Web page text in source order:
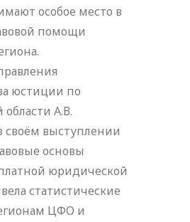
особое место в
помощи
юстиции по
области А.В.
своём выступлении
основы
юридической
статистические
ЦФО и